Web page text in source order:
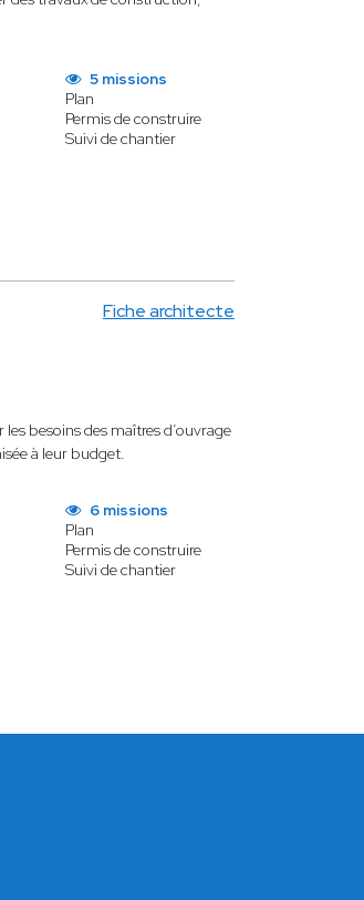
5 missions
Plan
Permis de construire
Suivi de chantier
Fiche architecte
les besoins des maîtres d’ouvrage
à leur budget.
6 missions
Plan
Permis de construire
Suivi de chantier